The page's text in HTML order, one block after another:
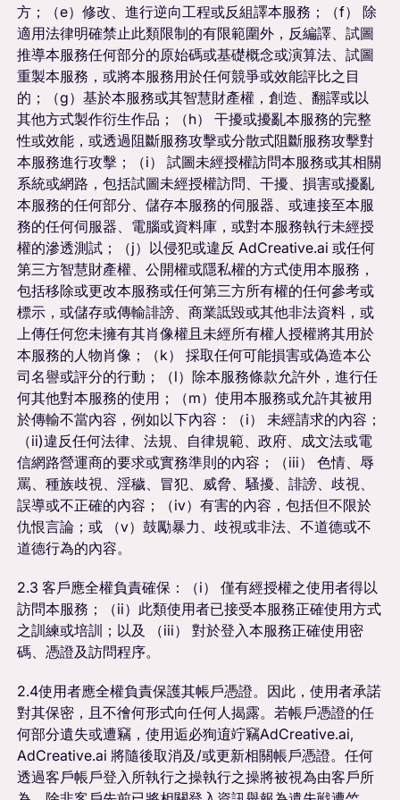
方；（e）修改、進行逆向工程或反組譯本服務；（f） 除
適用法律明確禁止此類限制的有限範圍外，反編譯、試圖
推導本服務任何部分的原始碼或基礎概念或演算法、試圖
重製本服務，或將本服務用於任何競爭或效能評比之目
的；（g）基於本服務或其智慧財產權，創造、翻譯或以
其他方式製作衍生作品；（h） 干擾或擾亂本服務的完整
性或效能，或透過阻斷服務攻擊或分散式阻斷服務攻擊對
本服務進行攻擊；（i） 試圖未經授權訪問本服務或其相關
系統或網路，包括試圖未經授權訪問、干擾、損害或擾亂
本服務的任何部分、儲存本服務的伺服器、或連接至本服
務的任何伺服器、電腦或資料庫，或對本服務執行未經授
權的滲透測試；（j）以侵犯或違反 AdCreative.ai 或任何
第三方智慧財產權、公開權或隱私權的方式使用本服務，
包括移除或更改本服務或任何第三方所有權的任何參考或
標示，或儲存或傳輸誹謗、商業詆毀或其他非法資料，或
上傳任何您未擁有其肖像權且未經所有權人授權將其用於
本服務的人物肖像；（k） 採取任何可能損害或偽造本公
司名譽或評分的行動；（l）除本服務條款允許外，進行任
何其他對本服務的使用；（m）使用本服務或允許其被用
於傳輸不當內容，例如以下內容：（i） 未經請求的內容；
（ii)違反任何法律、法規、自律規範、政府、成文法或電
信網路營運商的要求或實務準則的內容；（iii） 色情、辱
罵、種族歧視、淫穢、冒犯、威脅、騷擾、誹謗、歧視、
誤導或不正確的內容；（iv）有害的內容，包括但不限於
仇恨言論；或 （v）鼓勵暴力、歧視或非法、不道德或不
道德行為的內容。
2.3 客戶應全權負責確保：（i） 僅有經授權之使用者得以
訪問本服務；（ii）此類使用者已接受本服務正確使用方式
之訓練或培訓；以及 （iii） 對於登入本服務正確使用密
碼、憑證及訪問程序。
2.4使用者應全權負責保護其帳戶憑證。因此，使用者承諾
對其保密，且不徻何形式向任何人揭露。若帳戶憑證的任
何部分遺失或遭竊，使用逅必狥逳竚竊AdCreative.ai,
AdCreative.ai 將隨後取消及/或更新相關帳戶憑證。任何
透過客戶帳戶登入所執行之操執行之操將被視為由客戶所